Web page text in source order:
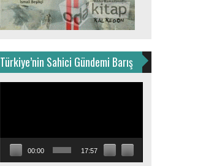
Türkiye’nin Sahici Gündemi Barış
00:00 17:57